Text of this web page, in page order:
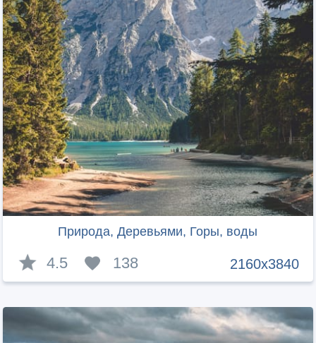
Природа, Деревьями, Горы, воды
2160x3840
4.5 138